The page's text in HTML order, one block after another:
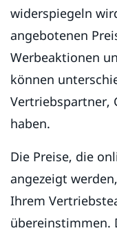
widerspiegeln
angebotenen
Werbeaktionen
können
Vertriebspartner,
haben.
Die Preise, die
angezeigt
Ihrem
übereinstimmen.